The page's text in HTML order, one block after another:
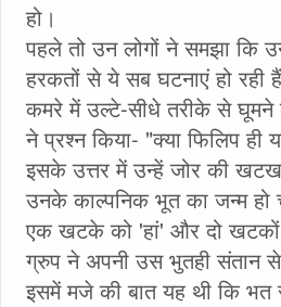
हो।
पहले तो उन लोगों ने समझा कि
हरकतों से ये सब घटनाएं हो
कमरे में उल्टे-सीधे तरीके से घूमने
ने प्रश्न किया- "क्या फिलिप ही
इसके उत्तर में उन्हें जोर की
उनके काल्पनिक भूत का जन्म हो
एक खटके को 'हां' और दो खटकों
ग्रुप ने अपनी उस भुतही संतान
इसमें मजे की बात यह थी कि